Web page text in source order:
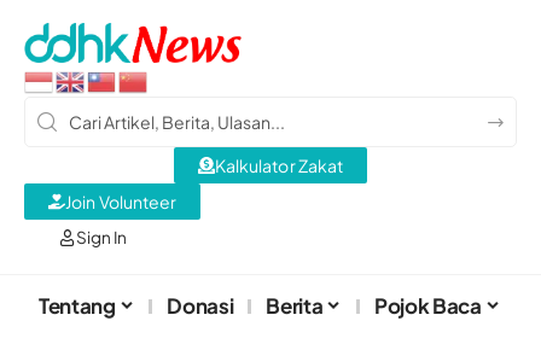
Sign In
Kalkulator Zakat
Join Volunteer
Tentang Donasi Berita Pojok Baca